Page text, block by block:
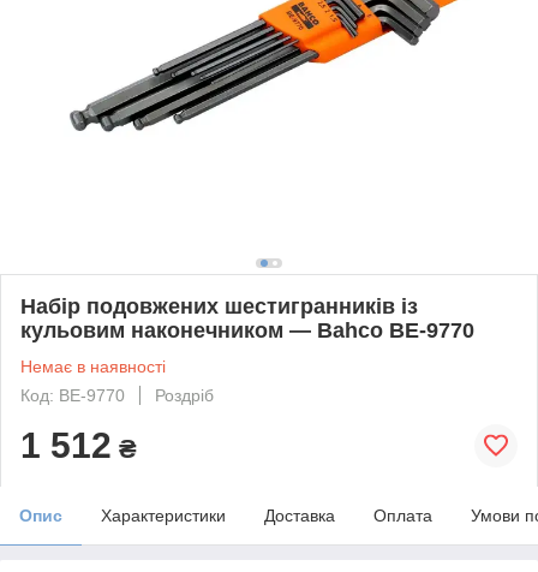
Набір подовжених шестигранників із
кульовим наконечником — Bahco BE-9770
Немає в наявності
Код: BE-9770
Роздріб
1 512 ₴
Опис Характеристики Доставка Оплата Умови